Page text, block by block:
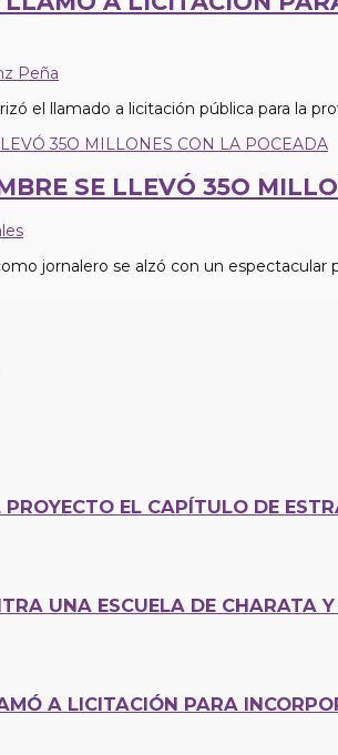
Peña
el llamado a licitación pública para la
SE LLEVÓ 35O
jornalero se alzó con un espectacular
EL CAPÍTULO DE
UNA ESCUELA DE CHARATA
A LICITACIÓN PARA